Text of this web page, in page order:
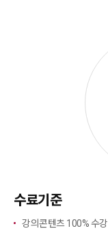
수료기준
강의콘텐츠 100% 수강